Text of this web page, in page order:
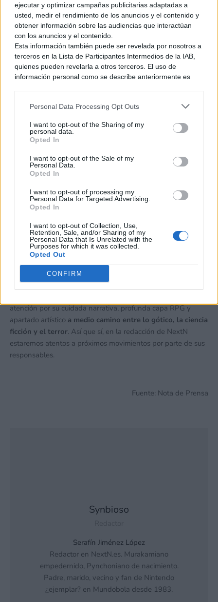
ejecutar y optimizar campañas publicitarias adaptadas a
usted, medir el rendimiento de los anuncios y el contenido y
obtener información sobre las audiencias que interactúan
con los anuncios y el contenido.
Esta información también puede ser revelada por nosotros a
terceros en la Lista de Participantes Intermedios de la IAB,
quienes pueden revelarla a otros terceros. El uso de
información personal como se describe anteriormente es
generamos contenido relevante para nuestra audiencia.
recopilación y uso de datos en nuestra Política de
Privacidad.
terceros por nuestra parte, utilice la siguiente opción de
exclusión y confirme su selección. Tenga en cuenta que
después de que se procese su solicitud de exclusión, es
posible que continúe viendo anuncios basados en intereses
basados en la información personal utilizada por nosotros o
en información personal divulgada a terceros antes de su
Puede optar por no participar en la divulgación adicional de
su información personal por parte de terceros en la Lista de
participantes intermedios de la IAB.
Personal Data Processing Opt Outs
I want to opt-out of the Sharing of my
personal data.
Opted In
I want to opt-out of the Sale of my
Personal Data.
Opted In
I want to opt-out of processing my
Personal Data for Targeted Advertising.
Opted In
I want to opt-out of Collection, Use,
Retention, Sale, and/or Sharing of my
Personal Data that Is Unrelated with the
Purposes for which it was collected.
Opted Out
CONFIRM
GTA 6 reconfirma su fecha de salida
¿Listos para sobrevivir a un futuro devastado en el que la
única esperanza pasa por encontrar un artefacto que
esconde la clave de toda la vida en el universo? Por lo
atención por su cuidada narrativa, profunda capa RPG y
apartado artístico a medio camino entre lo gótico, la ciencia
ficción y el terror. Así que sí, en la redacción de NextN
estaremos atentos a próximos movimientos por parte de sus
responsables.
Fuente: Nota de Prensa
Synbioso
Serafín Jiménez López
Redactor en NextN.es. Murakamiano
empedernido, Pynchoniano de nacimiento.
Padre, marido, vecino y fan de Nintendo
¿ejemplar? en Mundobola desde 1983.